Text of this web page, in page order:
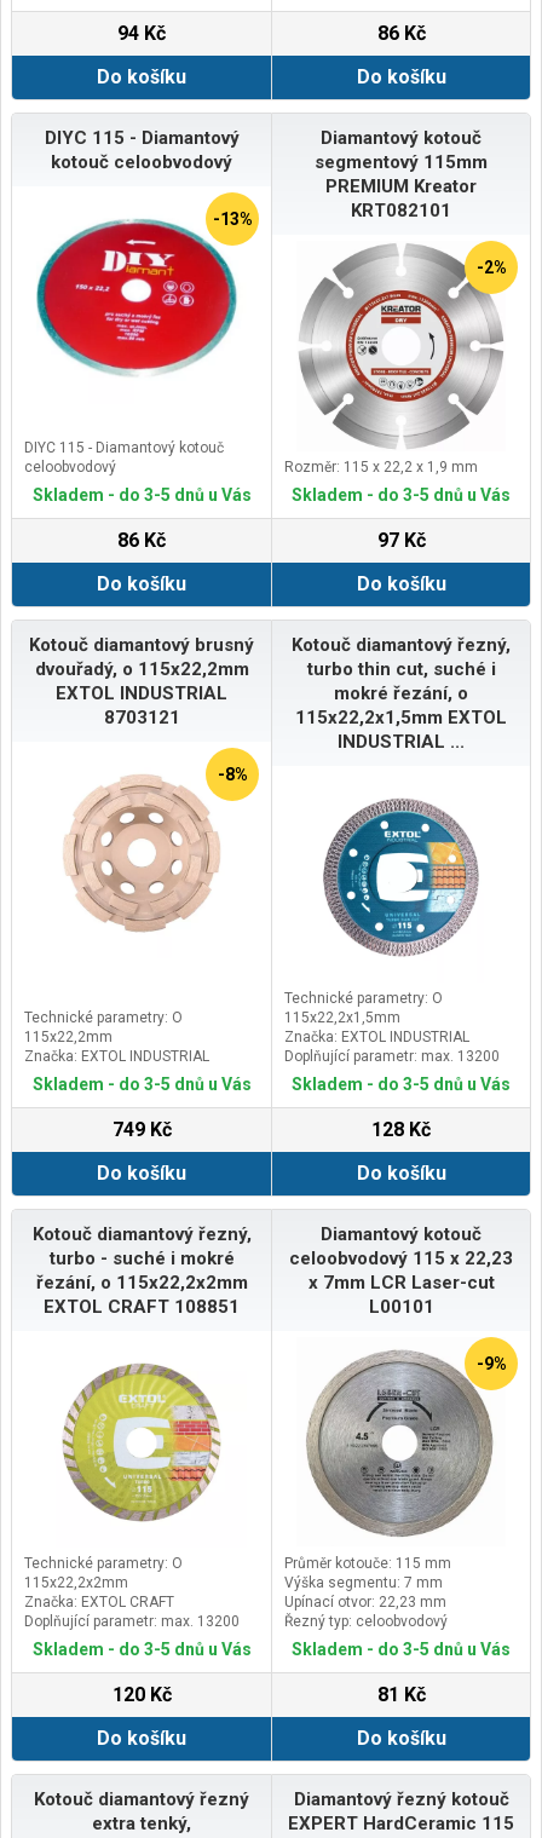
94 Kč
Do košíku
86 Kč
Do košíku
DIYC 115 - Diamantový
kotouč celoobvodový
-13%
DIYC 115 - Diamantový kotouč
celoobvodový
Skladem - do 3-5 dnů u Vás
86 Kč
Do košíku
Diamantový kotouč
segmentový 115mm
PREMIUM Kreator
KRT082101
-2%
Rozměr: 115 x 22,2 x 1,9 mm
Skladem - do 3-5 dnů u Vás
97 Kč
Do košíku
Kotouč diamantový brusný
dvouřadý, o 115x22,2mm
EXTOL INDUSTRIAL
8703121
-8%
Technické parametry: O
115x22,2mm
Značka: EXTOL INDUSTRIAL
Skladem - do 3-5 dnů u Vás
749 Kč
Do košíku
Kotouč diamantový řezný,
turbo thin cut, suché i
mokré řezání, o
115x22,2x1,5mm EXTOL
INDUSTRIAL ...
Technické parametry: O
115x22,2x1,5mm
Značka: EXTOL INDUSTRIAL
Doplňující parametr: max. 13200
ot./min
Skladem - do 3-5 dnů u Vás
128 Kč
Do košíku
Kotouč diamantový řezný,
turbo - suché i mokré
řezání, o 115x22,2x2mm
EXTOL CRAFT 108851
Technické parametry: O
115x22,2x2mm
Značka: EXTOL CRAFT
Doplňující parametr: max. 13200
ot./min
Skladem - do 3-5 dnů u Vás
120 Kč
Do košíku
Diamantový kotouč
celoobvodový 115 x 22,23
x 7mm LCR Laser-cut
L00101
-9%
Průměr kotouče: 115 mm
Výška segmentu: 7 mm
Upínací otvor: 22,23 mm
Řezný typ: celoobvodový
Skladem - do 3-5 dnů u Vás
81 Kč
Do košíku
Kotouč diamantový řezný
extra tenký,
Diamantový řezný kotouč
EXPERT HardCeramic 115